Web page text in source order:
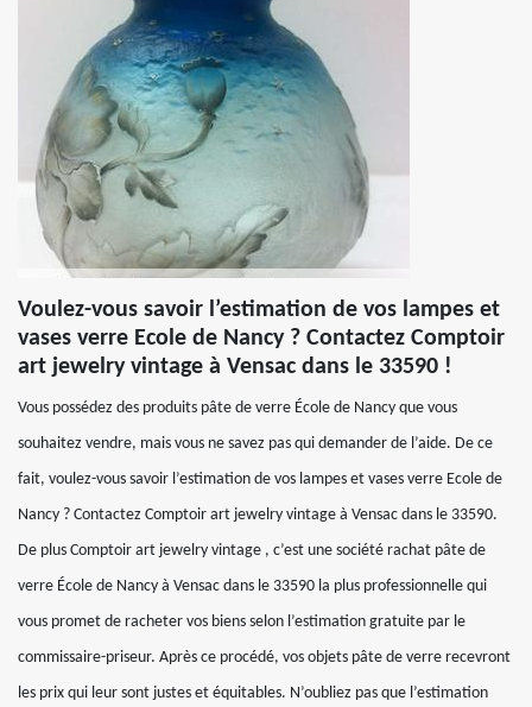
Voulez-vous savoir l’estimation de vos lampes et
vases verre Ecole de Nancy ? Contactez Comptoir
art jewelry vintage à Vensac dans le 33590 !
Vous possédez des produits pâte de verre École de Nancy que vous
souhaitez vendre, mais vous ne savez pas qui demander de l’aide. De ce
fait, voulez-vous savoir l’estimation de vos lampes et vases verre Ecole de
Nancy ? Contactez Comptoir art jewelry vintage à Vensac dans le 33590.
De plus Comptoir art jewelry vintage , c’est une société rachat pâte de
verre École de Nancy à Vensac dans le 33590 la plus professionnelle qui
vous promet de racheter vos biens selon l’estimation gratuite par le
commissaire-priseur. Après ce procédé, vos objets pâte de verre recevront
les prix qui leur sont justes et équitables. N’oubliez pas que l’estimation